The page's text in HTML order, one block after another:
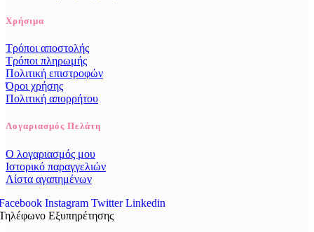
Χρήσιμα
Τρόποι αποστολής
Τρόποι πληρωμής
Πολιτική επιστροφών
Όροι χρήσης
Πολιτική απορρήτου
Λογαριασμός Πελάτη
Ο λογαριασμός μου
Ιστορικό παραγγελιών
Λίστα αγαπημένων
Instagram Twitter Linkedin
Εξυπηρέτησης